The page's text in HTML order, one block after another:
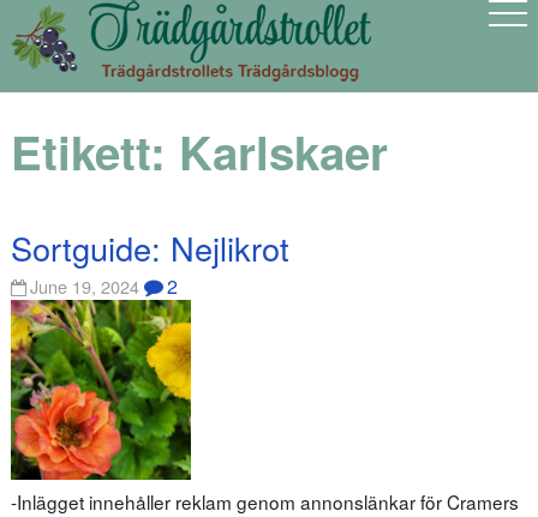
Etikett: Karlskaer
Sortguide: Nejlikrot
June 19, 2024 2
-Inlägget innehåller reklam genom annonslänkar för Cramers